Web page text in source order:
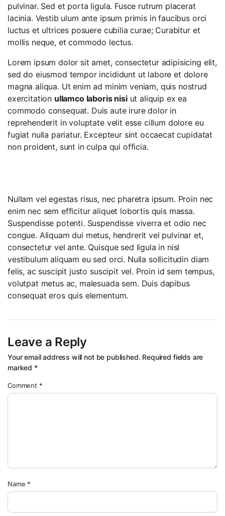
pulvinar. Sed et porta ligula. Fusce rutrum placerat
lacinia. Vestib ulum ante ipsum primis in faucibus orci
luctus et ultrices posuere cubilia curae; Curabitur et
mollis neque, et commodo lectus.
Lorem ipsum dolor sit amet, consectetur adipisicing elit,
sed do eiusmod tempor incididunt ut labore et dolore
magna aliqua. Ut enim ad minim veniam, quis nostrud
exercitation ullamco laboris nisiut aliquip ex ea
commodo consequat. Duis aute irure dolor in
reprehenderit in voluptate velit esse cillum dolore eu
fugiat nulla pariatur. Excepteur sint occaecat cupidatat
non proident, sunt in culpa qui officia.
Nullam vel egestas risus, nec pharetra ipsum. Proin nec
enim nec sem efficitur aliquet lobortis quis massa.
Suspendisse potenti. Suspendisse viverra et odio nec
congue. Aliquam dui metus, hendrerit vel pulvinar et,
consectetur vel ante. Quisque sed ligula in nisl
vestibulum aliquam eu sed orci. Nulla sollicitudin diam
felis, ac suscipit justo suscipit vel. Proin id sem tempus,
volutpat metus ac, malesuada sem. Duis dapibus
consequat eros quis elementum.
Leave a Reply
Your email address will not be published. Required fields are
marked *
Comment *
Name *